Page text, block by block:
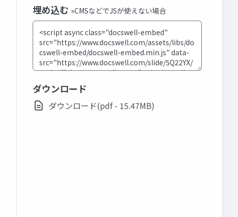
埋め込む »CMSなどでJSが使えない場合
ダウンロード
ダウンロード(pdf - 15.47MB)